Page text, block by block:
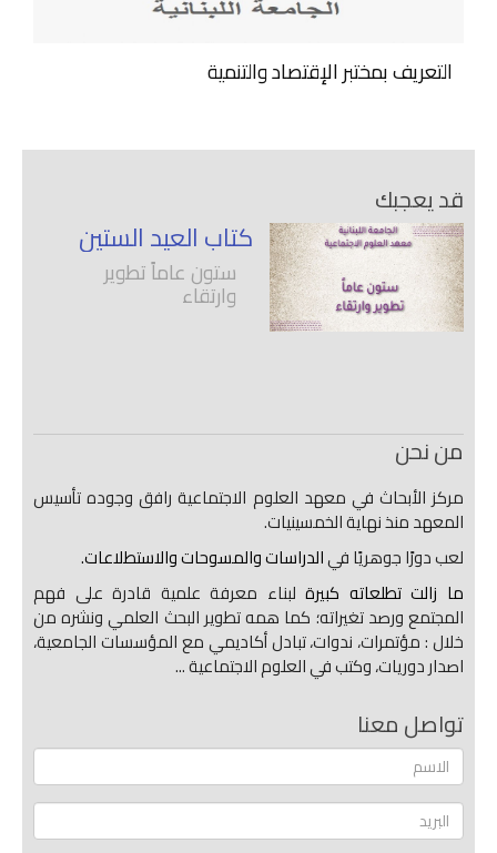
التعريف بمختبر الإقتصاد والتنمية
قد يعجبك
كتاب العيد الستين
ستون عاماً تطوير
وارتقاء
من نحن
مركز الأبحاث في معهد العلوم الاجتماعية رافق وجوده تأسيس
المعهد منذ نهاية الخمسينيات.
لعب دورًا جوهريًا فيالدراسات والمسوحات والاستطلاعات.
ما زالت تطلعاته كبيرة لبناء معرفة علمية قادرة على فهم
المجتمع ورصد تغيراته؛ كما همه تطوير البحث العلمي ونشره من
خلال : مؤتمرات، ندوات، تبادل أكاديمي مع المؤسسات الجامعية،
اصدار دوريات، وكتب في العلوم الاجتماعية ...
تواصل معنا